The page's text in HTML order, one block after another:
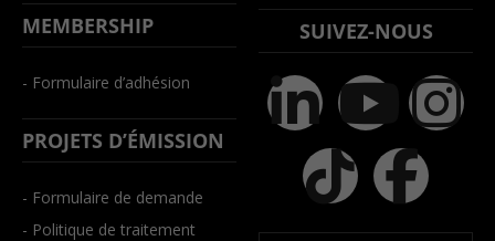
MEMBERSHIP
- Formulaire d’adhésion
PROJETS D’ÉMISSION
- Formulaire de demande
- Politique de traitement
SUIVEZ-NOUS